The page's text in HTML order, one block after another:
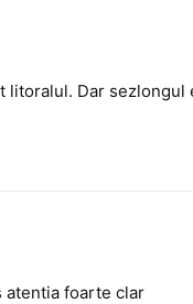
Dar sezlongul
atentia foarte clar